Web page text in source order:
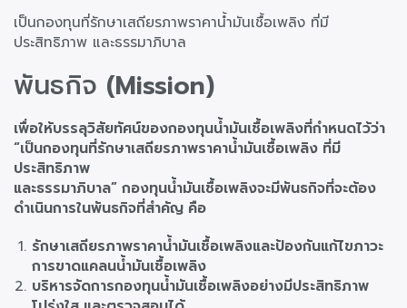
เป็นกองทุนที่รักษาเสถียรภาพราคาน้ำมันเชื้อเพลิง ที่มี
ประสิทธิภาพ และธรรมาภิบาล
พันธกิจ (Mission)
เพื่อให้บรรลุวิสัยทัศน์ของกองทุนน้ำมันเชื้อเพลิงที่กำหนดไว้ว่า
“เป็นกองทุนที่รักษาเสถียรภาพราคาน้ำมันเชื้อเพลิง ที่มี
ประสิทธิภาพ
และธรรมาภิบาล” กองทุนน้ำมันเชื้อเพลิงจะมีพันธกิจที่จะต้อง
ดำเนินการในพันธกิจที่สำคัญ คือ
รักษาเสถียรภาพราคาน้ำมันเชื้อเพลิงและป้องกันแก้ไขภาวะ
การขาดแคลนน้ำมันเชื้อเพลิง
บริหารจัดการกองทุนน้ำมันเชื้อเพลิงอย่างมีประสิทธิภาพ